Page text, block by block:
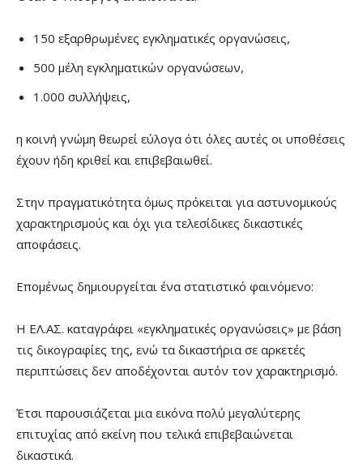
150 εξαρθρωμένες εγκληματικές οργανώσεις,
500 μέλη εγκληματικών οργανώσεων,
1.000 συλλήψεις,
η κοινή γνώμη θεωρεί εύλογα ότι όλες αυτές οι υποθέσεις
έχουν ήδη κριθεί και επιβεβαιωθεί.
Στην πραγματικότητα όμως πρόκειται για αστυνομικούς
χαρακτηρισμούς και όχι για τελεσίδικες δικαστικές
αποφάσεις.
Επομένως δημιουργείται ένα στατιστικό φαινόμενο:
Η ΕΛ.ΑΣ. καταγράφει «εγκληματικές οργανώσεις» με βάση
τις δικογραφίες της, ενώ τα δικαστήρια σε αρκετές
περιπτώσεις δεν αποδέχονται αυτόν τον χαρακτηρισμό.
Έτσι παρουσιάζεται μια εικόνα πολύ μεγαλύτερης
επιτυχίας από εκείνη που τελικά επιβεβαιώνεται
δικαστικά.